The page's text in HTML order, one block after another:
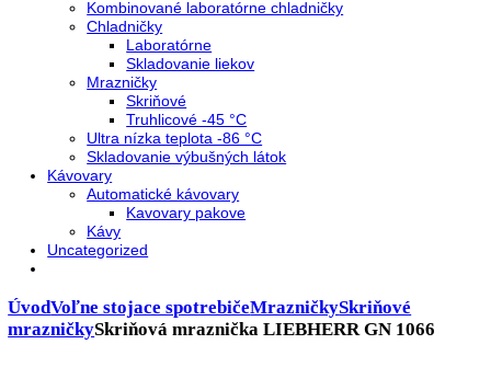
Chladnie nápojov
Skriňové
Truhlicové
Vinotéky
Pekárne
Chladničky
Mrazničky
Výskum a laboratóriá
Kombinované laboratórne chladničky
Chladničky
Laboratórne
Mrazničky
Truhlicové -45 °C
Ultra nízka teplota -86 °C